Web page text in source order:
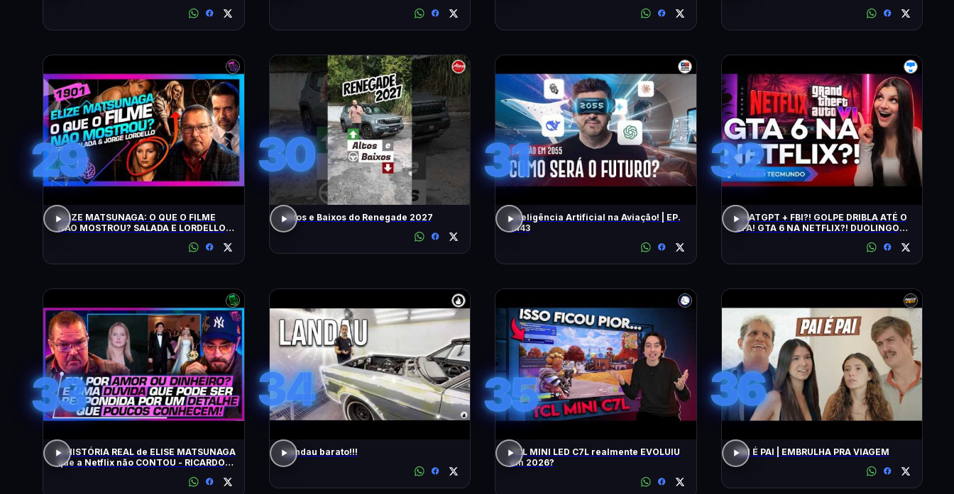
29
ELIZE MATSUNAGA: O QUE O FILME
NÃO MOSTROU? SALADA E LORDELLO -
30
Altos e Baixos do Renegade 2027
31
Inteligência Artificial na Aviação! | EP.
1443
32
CHATGPT + FBI?! GOLPE DRIBLA ATÉ O
2FA! GTA 6 NA NETFLIX?! DUOLINGO
33
A HISTÓRIA REAL de ELISE MATSUNAGA
que a Netflix não CONTOU - RICARDO
34
Landau barato!!!
35
TCL MINI LED C7L realmente EVOLUIU
em 2026?
36
PAI É PAI | EMBRULHA PRA VIAGEM